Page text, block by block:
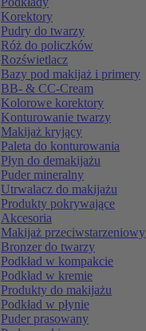
Korektory
Pudry do twarzy
Róż do policzków
Rozświetlacz
Bazy pod makijaż i primery
BB- & CC-Cream
Kolorowe korektory
Konturowanie twarzy
Makijaż kryjący
Paleta do konturowania
Płyn do demakijażu
Puder mineralny
Utrwalacz do makijażu
Produkty pokrywające
Akcesoria
Makijaż przeciwstarzeniowy
Bronzer do twarzy
Podkład w kompakcie
Podkład w kremie
Produkty do makijażu
Podkład w płynie
Puder prasowany